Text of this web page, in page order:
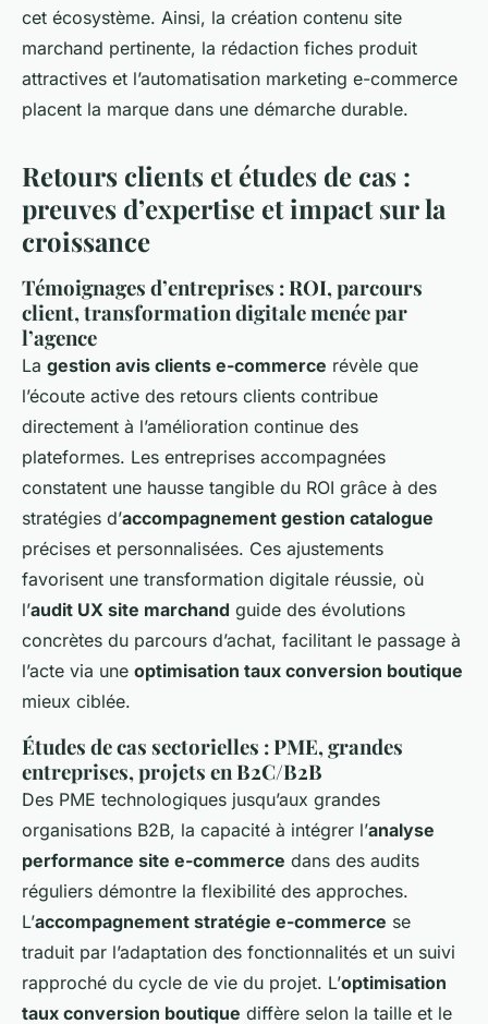
cet écosystème. Ainsi, la création contenu site
marchand pertinente, la rédaction fiches produit
attractives et l’automatisation marketing e-commerce
placent la marque dans une démarche durable.
Retours clients et études de cas :
preuves d’expertise et impact sur la
croissance
Témoignages d’entreprises : ROI, parcours
client, transformation digitale menée par
l’agence
La gestion avis clients e-commerce révèle que
l’écoute active des retours clients contribue
directement à l’amélioration continue des
plateformes. Les entreprises accompagnées
constatent une hausse tangible du ROI grâce à des
stratégies d’accompagnement gestion catalogue
précises et personnalisées. Ces ajustements
favorisent une transformation digitale réussie, où
l’audit UX site marchand guide des évolutions
concrètes du parcours d’achat, facilitant le passage à
l’acte via une optimisation taux conversion boutique
mieux ciblée.
Études de cas sectorielles : PME, grandes
entreprises, projets en B2C/B2B
Des PME technologiques jusqu’aux grandes
organisations B2B, la capacité à intégrer l’analyse
performance site e-commerce dans des audits
réguliers démontre la flexibilité des approches.
L’accompagnement stratégie e-commerce se
traduit par l’adaptation des fonctionnalités et un suivi
rapproché du cycle de vie du projet. L’optimisation
taux conversion boutique diffère selon la taille et le